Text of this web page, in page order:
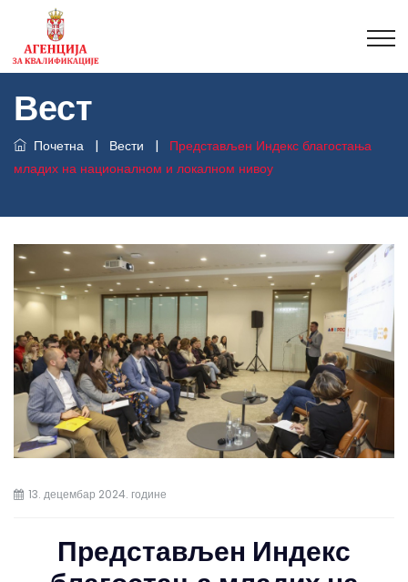
Вест
Почетна | Вести |
Представљен Индекс благостања
младих на националном и локалном нивоу
13. децембар 2024. године
Представљен Индекс